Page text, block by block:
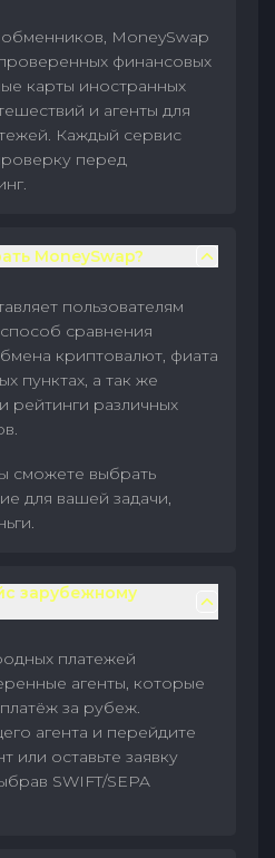
MoneySwap
финансовых
карты иностранных
и агенты для
Каждый сервис
перед
MoneySwap?
пользователям
сравнения
криптовалют, фиата
пунктах, а так же
рейтинги различных
сможете выбрать
для вашей задачи,
зарубежному
платежей
агенты, которые
за рубеж.
агента и перейдите
или оставьте заявку
SWIFT/SEPA